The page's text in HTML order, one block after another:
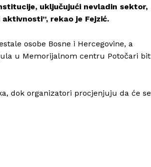
O nama
uključujući nevladin sektor,
rekao je Fejzić.
osobe Bosne i Hercegovine, a
u Memorijalnom centru Potočari bit
dok organizatori procjenjuju da će se